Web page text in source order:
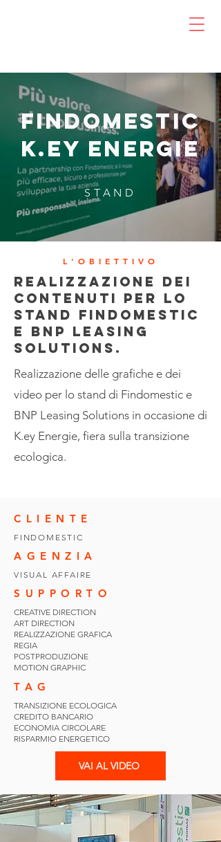
FINDOMESTIC
K.ey energie
STAND
L'OBIETTIVO
realizzazione dei
contenuti per lo
stand findomestic
e bnp leasing
solutions.
Realizzazione delle grafiche e dei
video per lo stand di Findomestic e
BNP Leasing Solutions in occasione di
K.ey Energie, fiera sulla transizione
ecologica.
CLIENTE
FINDOMESTIC
AGENZIA
VISUAL AFFAIRE
SUPPORTO
CREATIVE DIRECTION
ART DIRECTION
REALIZZAZIONE GRAFICA
REGIA
POSTPRODUZIONE
MOTION GRAPHIC
TAG
TRANSIZIONE ECOLOGICA
CREDITO BANCARIO
ECONOMIA CIRCOLARE
RISPARMIO ENERGETICO
VAI AL VIDEO